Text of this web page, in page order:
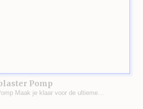
Pomp
Maak je klaar voor de ultieme…